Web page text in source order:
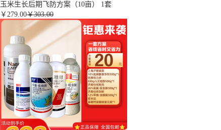
玉米生长后期飞防方案（10亩） 1套
￥ 279.00￥303.00